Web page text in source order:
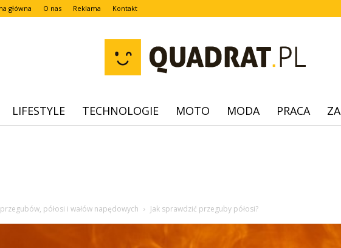
główna O nas Reklama Kontakt
quadrat.pl
LIFESTYLE TECHNOLOGIE MOTO MODA PRACA
półosi i wałów napędowych Jak sprawdzić przeguby półosi?